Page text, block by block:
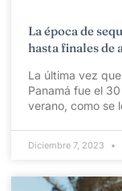
La época de
hasta finales de
La última vez
Panamá fue el
verano, como se
Diciembre 7, 2023